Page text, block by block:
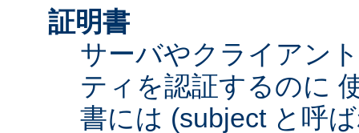
証明書
サーバやクライアン
ティを認証するのに
書には (subject と呼